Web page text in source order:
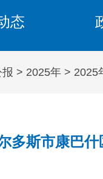
态
> 2025年 > 2025
多斯市康巴